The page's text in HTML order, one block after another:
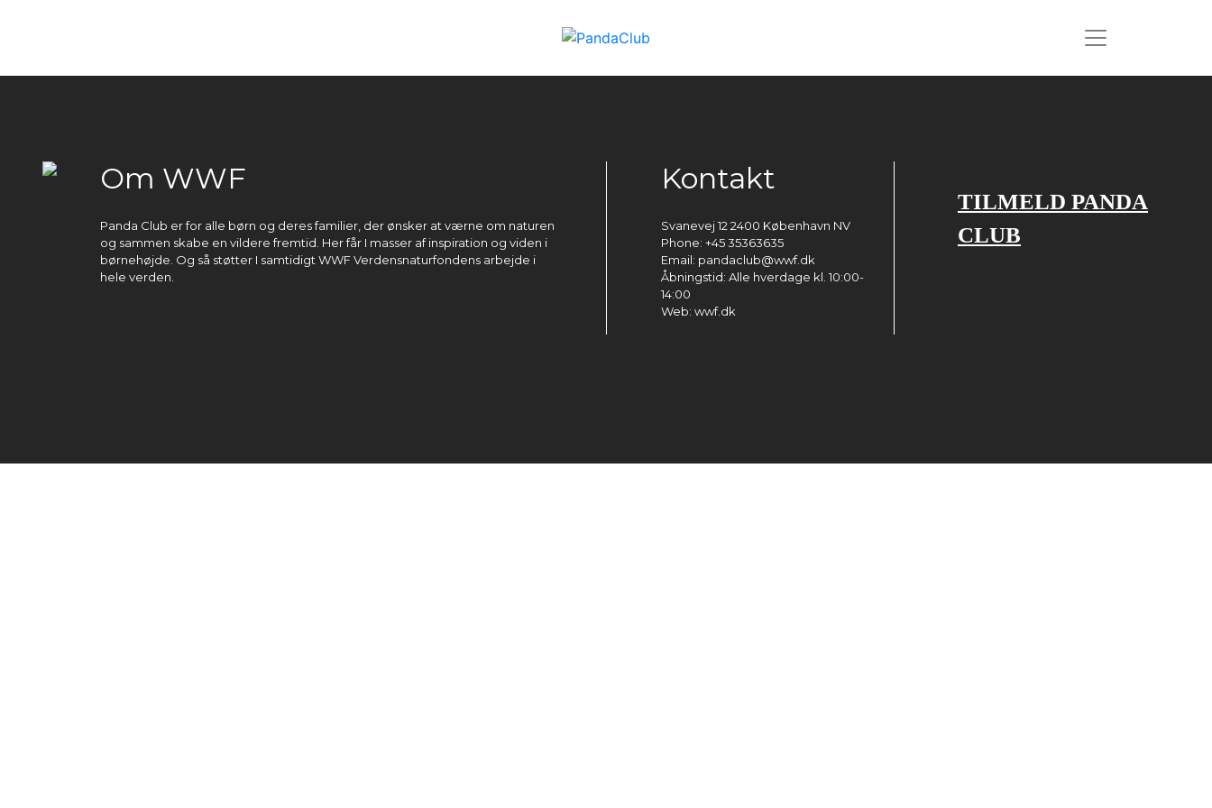
Om WWF
Panda Club er for alle børn og deres familier, der ønsker at værne om naturen
og sammen skabe en vildere fremtid. Her får I masser af inspiration og viden i
børnehøjde. Og så støtter I samtidigt WWF Verdensnaturfondens arbejde i
hele verden.
Kontakt
Svanevej 12 2400 København NV
Phone: +45 35363635
Email: pandaclub@wwf.dk
Åbningstid: Alle hverdage kl. 10:00-
14:00
Web: wwf.dk
TILMELD PANDA
CLUB